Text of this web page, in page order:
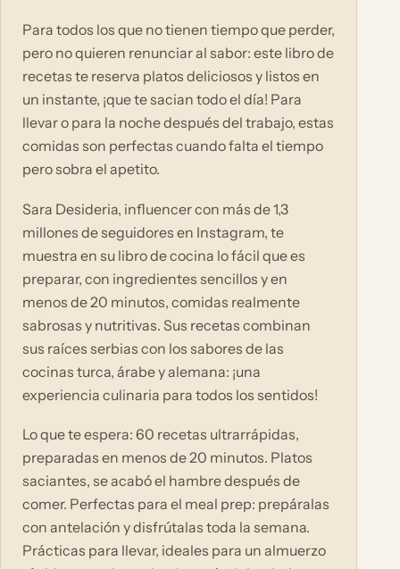
Para todos los que no tienen tiempo que perder,
pero no quieren renunciar al sabor: este libro de
recetas te reserva platos deliciosos y listos en
un instante, ¡que te sacian todo el día! Para
llevar o para la noche después del trabajo, estas
comidas son perfectas cuando falta el tiempo
pero sobra el apetito.
Sara Desideria, influencer con más de 1,3
millones de seguidores en Instagram, te
muestra en su libro de cocina lo fácil que es
preparar, con ingredientes sencillos y en
menos de 20 minutos, comidas realmente
sabrosas y nutritivas. Sus recetas combinan
sus raíces serbias con los sabores de las
cocinas turca, árabe y alemana: ¡una
experiencia culinaria para todos los sentidos!
Lo que te espera: 60 recetas ultrarrápidas,
preparadas en menos de 20 minutos. Platos
saciantes, se acabó el hambre después de
comer. Perfectas para el meal prep: prepáralas
con antelación y disfrútalas toda la semana.
Prácticas para llevar, ideales para un almuerzo